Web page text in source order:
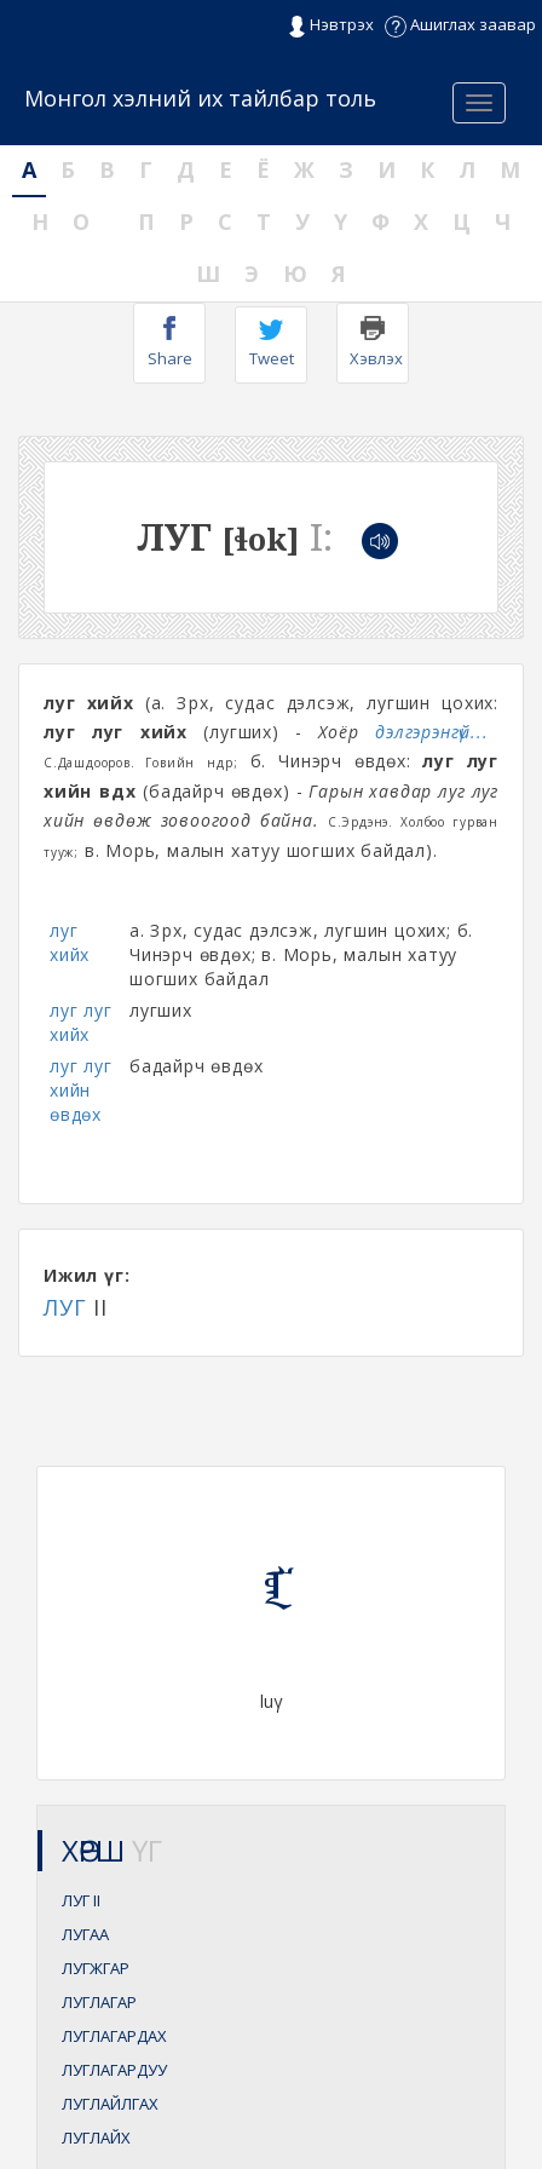
Нэвтрэх Ашиглах заавар
Menu
Монгол хэлний их тайлбар толь
А Б В Г Д Е Ё Ж З И К Л
М
Н
О П Р С Т У Ү Ф Х Ц
Ч
Ш
Э Ю Я
Share Tweet Хэвлэх
ЛУГ [ɬok] I:
луг хийх (а. Зүрх, судас дэлсэж, лугшин цохих:
луг луг хийх (лугших) -Хоёрдэлгэрэнгүй...
С.Дашдооров. Говийн өндөр; б. Чинэрч өвдөх:луг луг
хийн өвдөх (бадайрч өвдөх) -Гарын хавдар луг луг
хийн өвдөж зовоогоод байна.
С.Эрдэнэ. Холбоо гурван
тууж; в. Морь, малын хатуу шогших байдал).
луг
хийх
а. Зүрх, судас дэлсэж, лугшин цохих; б.
Чинэрч өвдөх; в. Морь, малын хатуу
шогших байдал
луг луг
хийх
лугших
луг луг
хийн
өвдөх
бадайрч өвдөх
Ижил үг:
ЛУГ II
ᠯᠤᠭ
luγ
ХӨРШ ҮГ
ЛУГII
ЛУГАА
ЛУГЖГАР
ЛУГЛАГАР
ЛУГЛАГАРДАХ
ЛУГЛАГАРДУУ
ЛУГЛАЙЛГАХ
ЛУГЛАЙХ